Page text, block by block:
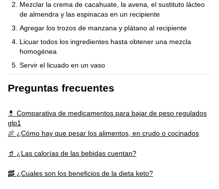
Mezclar la crema de cacahuate, la avena, el sustituto lácteo
de almendra y las espinacas en un recipiente
Agregar los trozos de manzana y plátano al recipiente
Licuar todos los ingredientes hasta obtener una mezcla
homogénea
Servir el licuado en un vaso
Preguntas frecuentes
💊 Comparativa de medicamentos para bajar de peso regulados
glp1
🍖 ¿Cómo hay que pesar los alimentos, en crudo o cocinados
🥤 ¿Las calorías de las bebidas cuentan?
🥓 ¿Cuales son los beneficios de la dieta keto?